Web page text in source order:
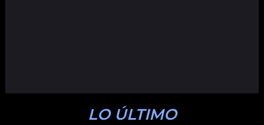
LO ÚLTIMO